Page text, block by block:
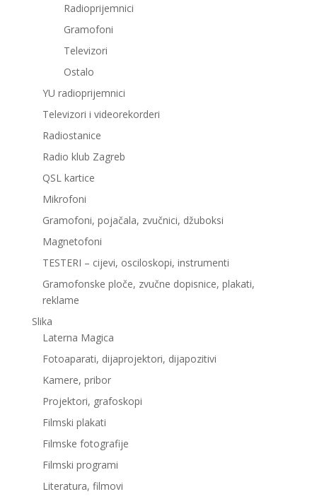
Radioprijemnici
Gramofoni
Televizori
Ostalo
YU radioprijemnici
Televizori i videorekorderi
Radiostanice
Radio klub Zagreb
QSL kartice
Mikrofoni
Gramofoni, pojačala, zvučnici, džuboksi
Magnetofoni
TESTERI – cijevi, osciloskopi, instrumenti
Gramofonske ploče, zvučne dopisnice, plakati,
reklame
Slika
Laterna Magica
Fotoaparati, dijaprojektori, dijapozitivi
Kamere, pribor
Projektori, grafoskopi
Filmski plakati
Filmske fotografije
Filmski programi
Literatura, filmovi